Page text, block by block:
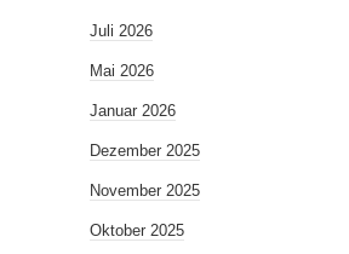
Juli 2026
Mai 2026
Januar 2026
Dezember 2025
November 2025
Oktober 2025